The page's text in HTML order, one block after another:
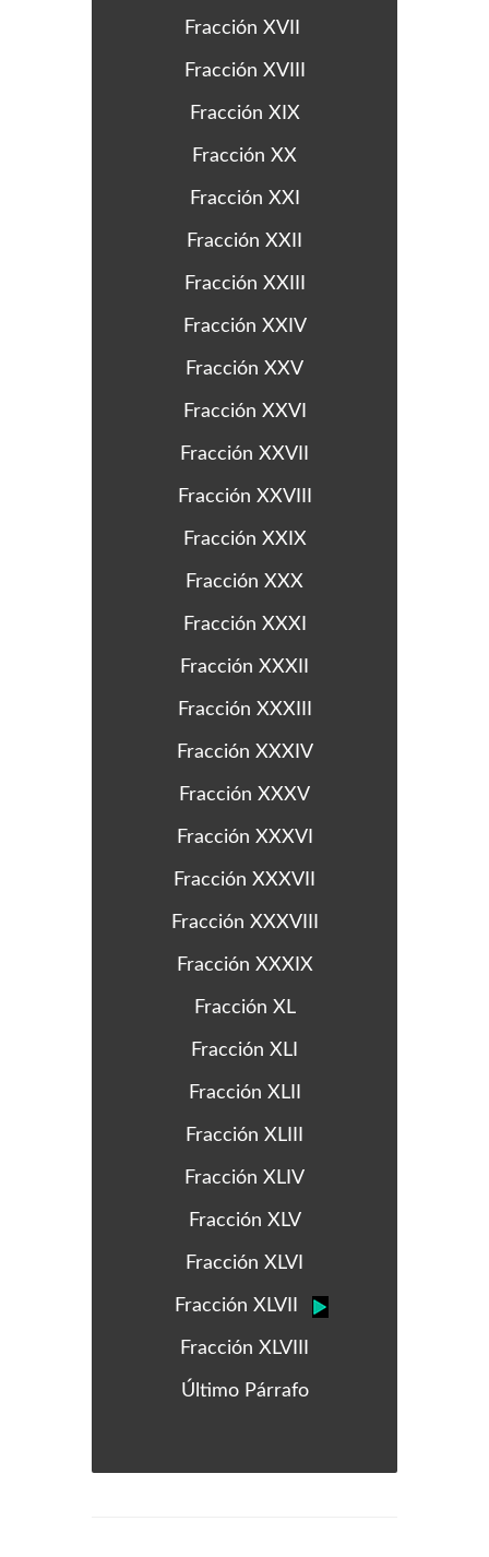
Fracción XVII
Fracción XVIII
Fracción XIX
Fracción XX
Fracción XXI
Fracción XXII
Fracción XXIII
Fracción XXIV
Fracción XXV
Fracción XXVI
Fracción XXVII
Fracción XXVIII
Fracción XXIX
Fracción XXX
Fracción XXXI
Fracción XXXII
Fracción XXXIII
Fracción XXXIV
Fracción XXXV
Fracción XXXVI
Fracción XXXVII
Fracción XXXVIII
Fracción XXXIX
Fracción XL
Fracción XLI
Fracción XLII
Fracción XLIII
Fracción XLIV
Fracción XLV
Fracción XLVI
Fracción XLVII
Fracción XLVIII
Último Párrafo